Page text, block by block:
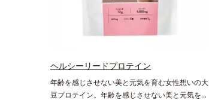
ヘルシーリードプロテイン
年齢を感じさせない美と元気を育む女性想いの大
豆プロテイン。年齢を感じさせない美と元気を育